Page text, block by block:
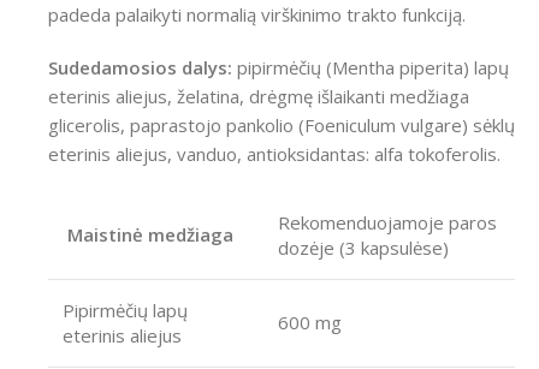
padeda palaikyti normalią virškinimo trakto funkciją.
Sudedamosios dalys: pipirmėčių (Mentha piperita) lapų
eterinis aliejus, želatina, drėgmę išlaikanti medžiaga
glicerolis, paprastojo pankolio (Foeniculum vulgare) sėklų
eterinis aliejus, vanduo, antioksidantas: alfa tokoferolis.
Maistinė medžiaga
Rekomenduojamoje paros
dozėje (3 kapsulėse)
Pipirmėčių lapų
eterinis aliejus
600 mg